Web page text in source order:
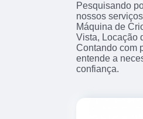
Pesquisando
nossos
Máquina de
Vista, Locação
Contando com
entende a
confiança.